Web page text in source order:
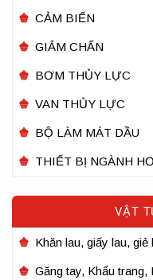
CẢM BIẾN
GIẢM CHẤN
BƠM THỦY LỰC
VAN THỦY LỰC
BỘ LÀM MÁT DẦU
THIẾT BỊ NGÀNH
VẬT
Khăn lau, giấy lau, giẻ
Găng tay, Khẩu trang,